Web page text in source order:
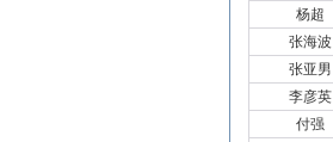
杨超
张海波
张亚男
李彦英
付强